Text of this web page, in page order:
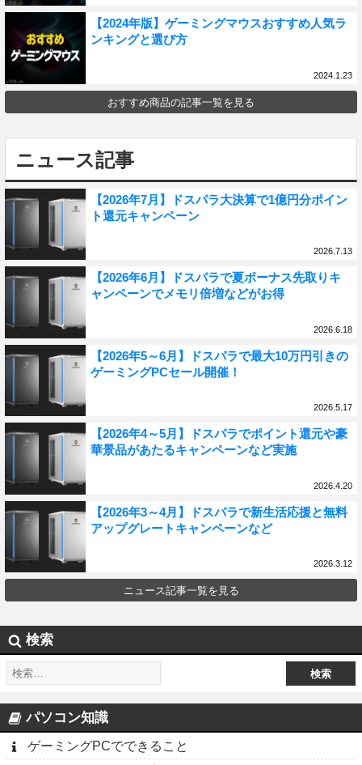
【2024年版】ゲーミングマウスおすすめ人気ラ
ンキングと選び方
2024.1.23
おすすめ商品の記事一覧を見る
ニュース記事
【2026年7月】ドスパラ大決算で1億円分ポイン
ト還元キャンペーン
2026.7.13
【2026年6月】ドスパラで夏ボーナス先取りキ
ャンペーンでメモリ倍増などがお得
2026.6.18
【2026年5～6月】ドスパラで最大10万円引きの
ゲーミングPCセール開催！
2026.5.17
【2026年4～5月】ドスパラでポイント還元や豪
華景品があたるキャンペーンなど実施
2026.4.20
【2026年3～4月】ドスパラで新生活応援と無料
アップグレートキャンペーンなど
2026.3.12
ニュース記事一覧を見る
検索
パソコン知識
ゲーミングPCでできること